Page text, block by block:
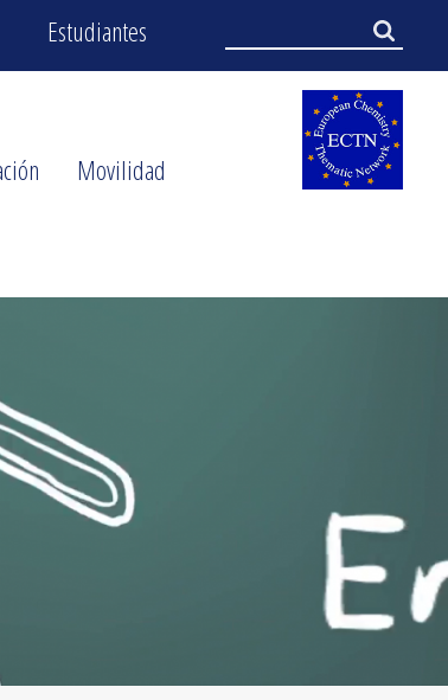
User
Estudiantes
Movilidad